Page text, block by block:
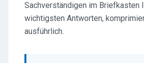
Sachverständigen im Briefkasten
wichtigsten Antworten,
ausführlich.